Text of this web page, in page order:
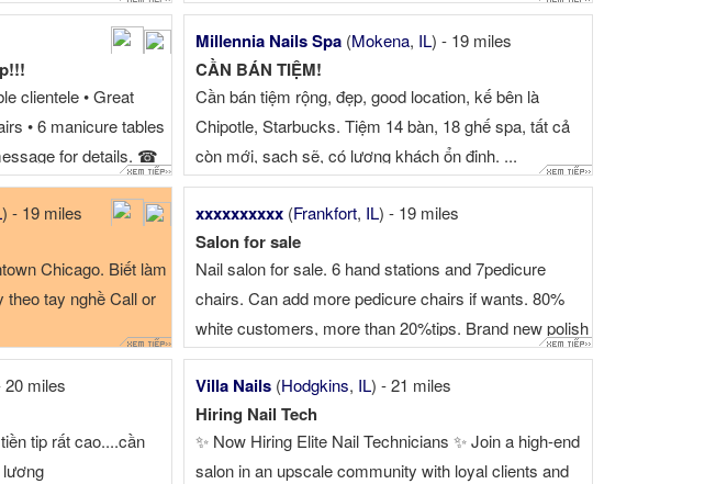
high-income community with strong purchasing power
* Loyal and established customer base with generous
tips * Over 5,000 sq. ft. ...
clientele • Great
• 6 manicure tables
for details. ☎
Millennia Nails Spa (Mokena, IL) - 19 miles
CẦN BÁN TIỆM!
Cần bán tiệm rộng, đẹp, good location, kế bên là
Chipotle, Starbucks. Tiệm 14 bàn, 18 ghế spa, tất cả
còn mới, sạch sẽ, có lượng khách ổn định. ...
) - 19 miles
Chicago. Biết làm
theo tay nghề Call or
xxxxxxxxxx (Frankfort, IL) - 19 miles
Salon for sale
Nail salon for sale. 6 hand stations and 7pedicure
chairs. Can add more pedicure chairs if wants. 80%
white customers, more than 20%tips. Brand new polish
+ dip powder. Annual: $300,000-$330,000 Rent is
cheap, around $2300/month. customers are super nice
!!! You will get ...
20 miles
tip rất cao....cần
lương
Villa Nails (Hodgkins, IL) - 21 miles
Hiring Nail Tech
✨ Now Hiring Elite Nail Technicians ✨ Join a high-end
salon in an upscale community with loyal clients and